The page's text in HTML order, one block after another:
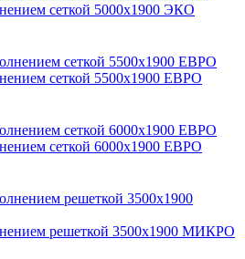
сеткой 5000х1900 ЭКО
сеткой 5500х1900 ЕВРО
сеткой 6000х1900 ЕВРО
решеткой 3500х1900 МИКРО